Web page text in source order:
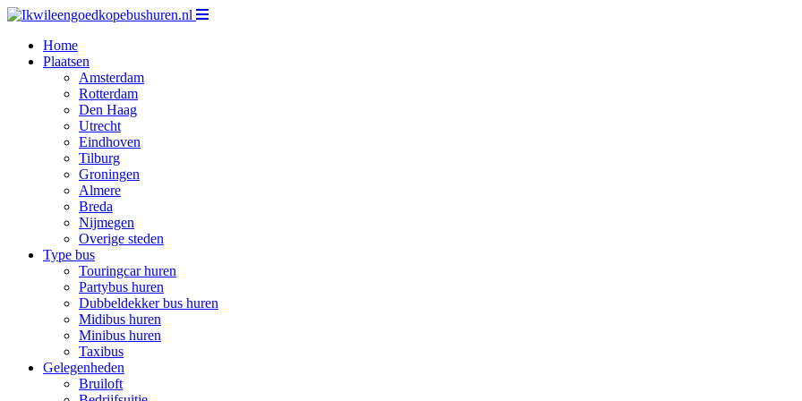
Home
Plaatsen
Amsterdam
Rotterdam
Den Haag
Utrecht
Eindhoven
Tilburg
Groningen
Almere
Breda
Nijmegen
Overige steden
Type bus
Touringcar huren
Partybus huren
Dubbeldekker bus huren
Midibus huren
Minibus huren
Taxibus
Gelegenheden
Bruiloft